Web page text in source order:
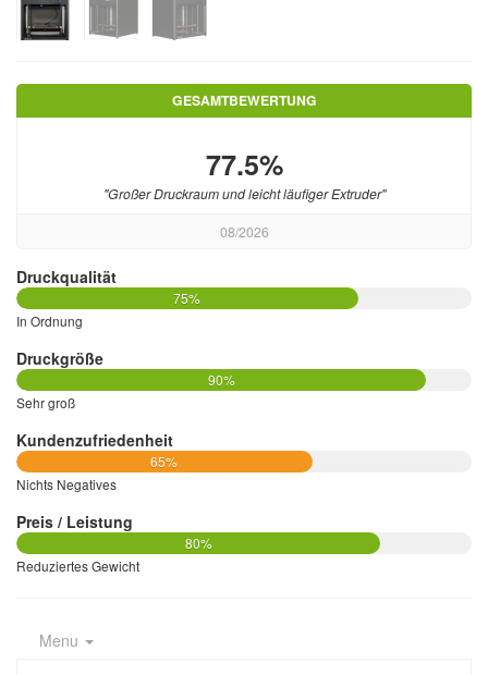
GESAMTBEWERTUNG
77.5%
"Großer Druckraum und leicht läufiger Extruder"
08/2026
Druckqualität
75%
In Ordnung
Druckgröße
90%
Sehr groß
Kundenzufriedenheit
65%
Nichts Negatives
Preis / Leistung
80%
Reduziertes Gewicht
Menu